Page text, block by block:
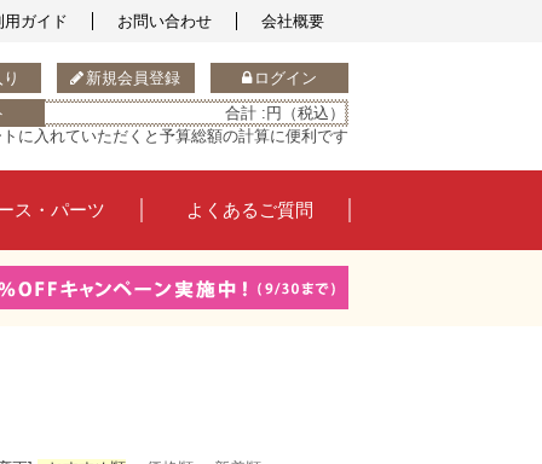
用ガイド お問い合わせ 会社概要
新規会員登録
ログイン
合計 : 円（税込）
に入れていただくと予算総額の計算に便利です
ス・パーツ よくあるご質問